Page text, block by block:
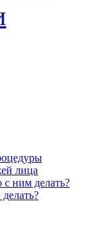
лица
с ним делать?